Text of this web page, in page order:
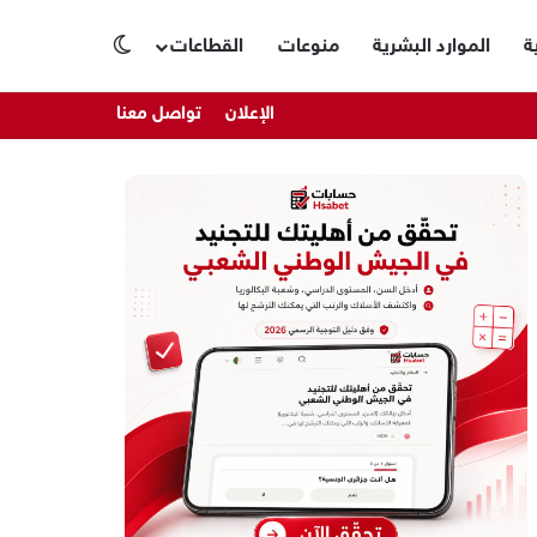
الموارد البشرية منوعات القطاعات
الإعلان تواصل معنا